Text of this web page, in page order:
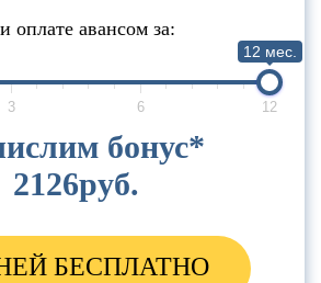
оплате авансом за:
12 мес.
3 6 12
бонус*
2126руб.
БЕСПЛАТНО